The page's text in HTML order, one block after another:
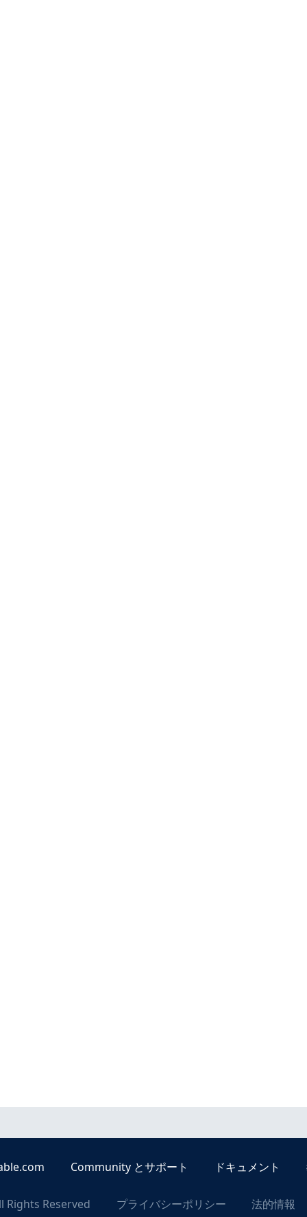
Community とサポート ドキュメント
Rights Reserved プライバシーポリシー 法的情報